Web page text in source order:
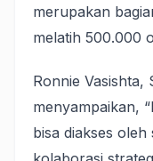
merupakan
melatih 500.000
Ronnie Vasishta,
menyampaikan,
bisa diakses